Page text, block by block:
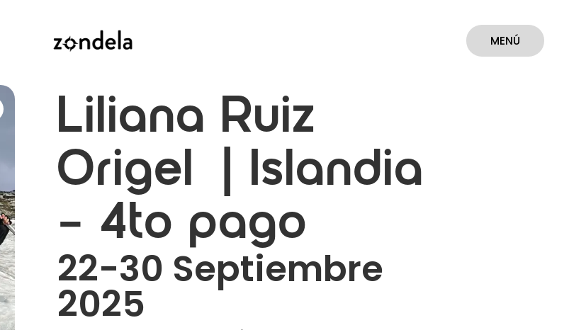
MENÚ
Liliana Ruiz
Origel | Islandia
– 4to pago
22-30 Septiembre
2025